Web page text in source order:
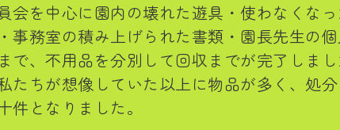
会を中心に園内の壊れた遊具・使わなくな
事務室の積み上げられた書類・園長先生の
で、不用品を分別して回収までが完了しまし
たちが想像していた以上に物品が多く、処
件となりました。